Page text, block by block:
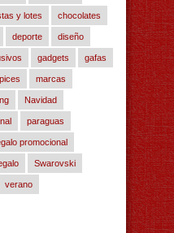
y lotes chocolates
deporte diseño
gadgets gafas
marcas
Navidad
paraguas
promocional
Swarovski
verano